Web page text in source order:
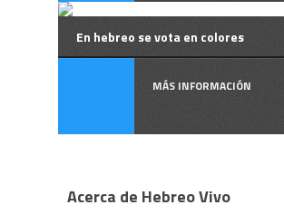
En hebreo se vota en colores
MÁS INFORMACIÓN
Acerca de Hebreo Vivo